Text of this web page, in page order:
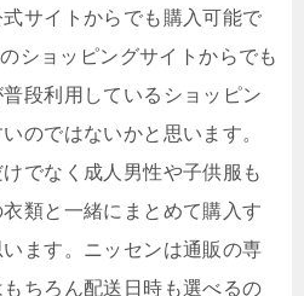
サイトからでも購入可能で
ショッピングサイトからでも
段利用しているショッピン
のではないかと思います。
でなく成人男性や子供服も
類と一緒にまとめて購入す
ます。ニッセンは通販の専
ちろん配送日時も選べるの